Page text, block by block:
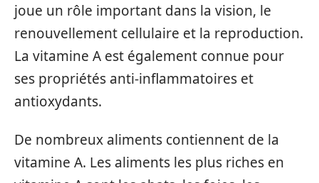
joue un rôle important dans la vision, le
renouvellement cellulaire et la reproduction.
La vitamine A est également connue pour
ses propriétés anti-inflammatoires et
antioxydants.
De nombreux aliments contiennent de la
vitamine A. Les aliments les plus riches en